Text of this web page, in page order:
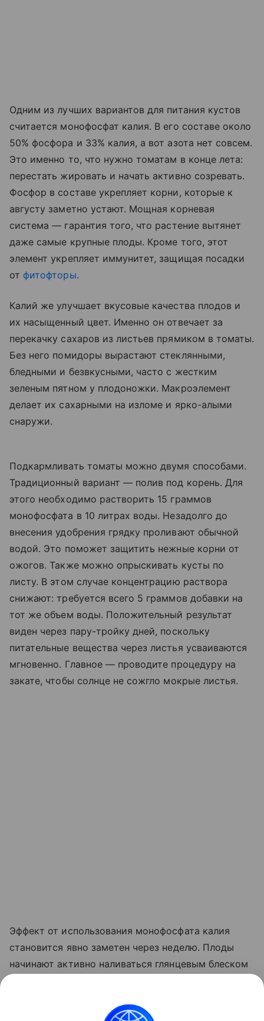
Одним из лучших вариантов для питания кустов
считается монофосфат калия. В его составе около
50% фосфора и 33% калия, а вот азота нет совсем.
Это именно то, что нужно томатам в конце лета:
перестать жировать и начать активно созревать.
Фосфор в составе укрепляет корни, которые к
августу заметно устают. Мощная корневая
система — гарантия того, что растение вытянет
даже самые крупные плоды. Кроме того, этот
элемент укрепляет иммунитет, защищая посадки
от фитофторы.
Калий же улучшает вкусовые качества плодов и
их насыщенный цвет. Именно он отвечает за
перекачку сахаров из листьев прямиком в томаты.
Без него помидоры вырастают стеклянными,
бледными и безвкусными, часто с жестким
зеленым пятном у плодоножки. Макроэлемент
делает их сахарными на изломе и ярко-алыми
снаружи.
Подкармливать томаты можно двумя способами.
Традиционный вариант — полив под корень. Для
этого необходимо растворить 15 граммов
монофосфата в 10 литрах воды. Незадолго до
внесения удобрения грядку проливают обычной
водой. Это поможет защитить нежные корни от
ожогов. Также можно опрыскивать кусты по
листу. В этом случае концентрацию раствора
снижают: требуется всего 5 граммов добавки на
тот же объем воды. Положительный результат
виден через пару-тройку дней, поскольку
питательные вещества через листья усваиваются
мгновенно. Главное — проводите процедуру на
закате, чтобы солнце не сожгло мокрые листья.
Эффект от использования монофосфата калия
становится явно заметен через неделю. Плоды
начинают активно наливаться глянцевым блеском
свою силу на том, чтобы дать урожайю